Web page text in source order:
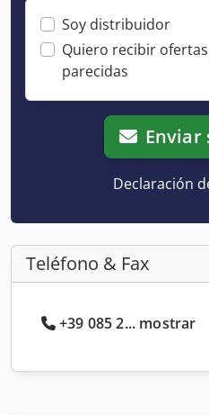
Soy distribuidor
Quiero recibir
parecidas
Enviar
Declaración
Teléfono & Fax
+39 085 2... mostrar